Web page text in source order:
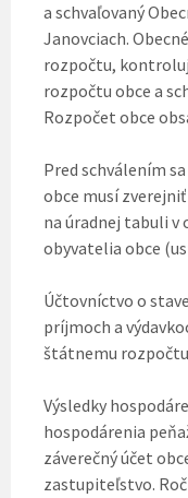
a schvaľovaný
Janovciach.
rozpočtu,
rozpočtu obce a
Rozpočet obce
Pred schválením
obce musí
na úradnej tabuli v
obyvatelia obce
Účtovníctvo o
príjmoch a
štátnemu rozpočtu
Výsledky
hospodárenia
záverečný účet
zastupiteľstvo.